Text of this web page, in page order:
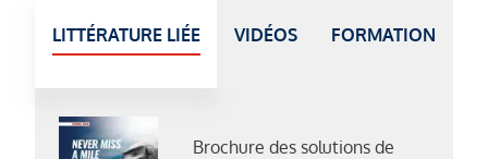
LITTÉRATURE LIÉE VIDÉOS FORMATION
Brochure des solutions de